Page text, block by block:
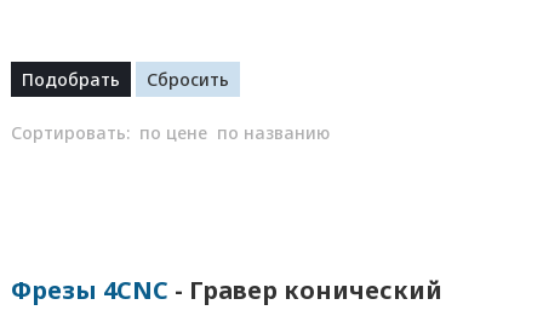
Сортировать: по цене по названию
Фрезы 4CNC - Гравер конический